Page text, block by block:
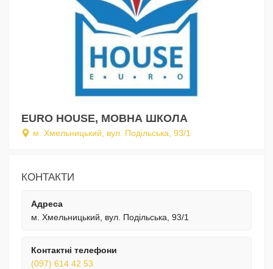
EURO HOUSE, МОВНА ШКОЛА
м. Хмельницький, вул. Подільська, 93/1
КОНТАКТИ
Адреса
м. Хмельницький, вул. Подільська, 93/1
Контактні телефони
(097) 614 42 53